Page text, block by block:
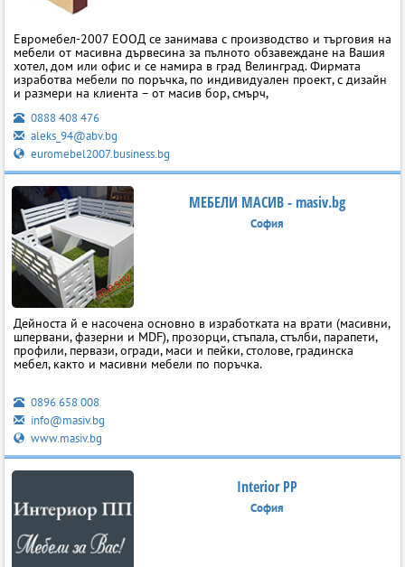
Евромебел-2007 ЕООД се занимава с производство и търговия на
мебели от масивна дървесина за пълното обзавеждане на Вашия
хотел, дом или офис и се намира в град Велинград. Фирмата
изработва мебели по поръчка, по индивидуален проект, с дизайн
и размери на клиента – от масив бор, смърч,
0888 408 476
aleks_94@abv.bg
euromebel2007.business.bg
МЕБЕЛИ МАСИВ - masiv.bg
София
Дейноста й е насочена основно в изработката на врати (масивни,
шпервани, фазерни и MDF), прозорци, стъпала, стълби, парапети,
профили, первази, огради, маси и пейки, столове, градинска
мебел, както и масивни мебели по поръчка.
0896 658 008
info@masiv.bg
www.masiv.bg
Interior PP
София